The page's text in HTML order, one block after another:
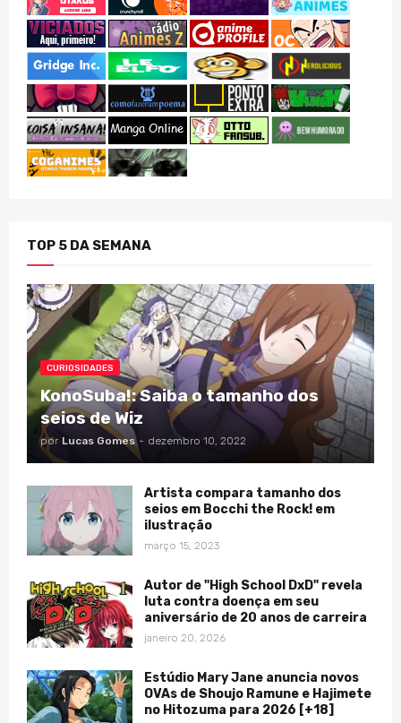
TOP 5 DA SEMANA
CURIOSIDADES
KonoSuba!: Saiba o tamanho dos
seios de Wiz
por Lucas Gomes - dezembro 10, 2022
Artista compara tamanho dos
seios em Bocchi the Rock! em
ilustração
março 15, 2023
Autor de "High School DxD" revela
luta contra doença em seu
aniversário de 20 anos de carreira
janeiro 20, 2026
Estúdio Mary Jane anuncia novos
OVAs de Shoujo Ramune e Hajimete
no Hitozuma para 2026 [+18]